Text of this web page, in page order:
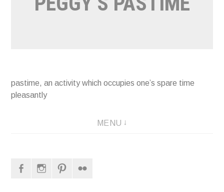
pastime, an activity which occupies one’s spare time
pleasantly
MENU
FacebookInstagram